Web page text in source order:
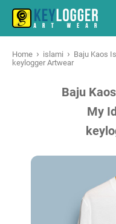
Home › islami › Baju Kaos
keylogger Artwear
Baju
My